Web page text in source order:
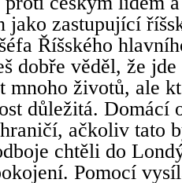
jako zastupující
Říšského
dobře věděl, že
mnoho životů, ale
důležitá. Domácí
ačkoliv tato
chtěli do
Pomocí